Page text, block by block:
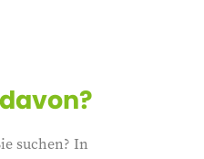
suchen? In